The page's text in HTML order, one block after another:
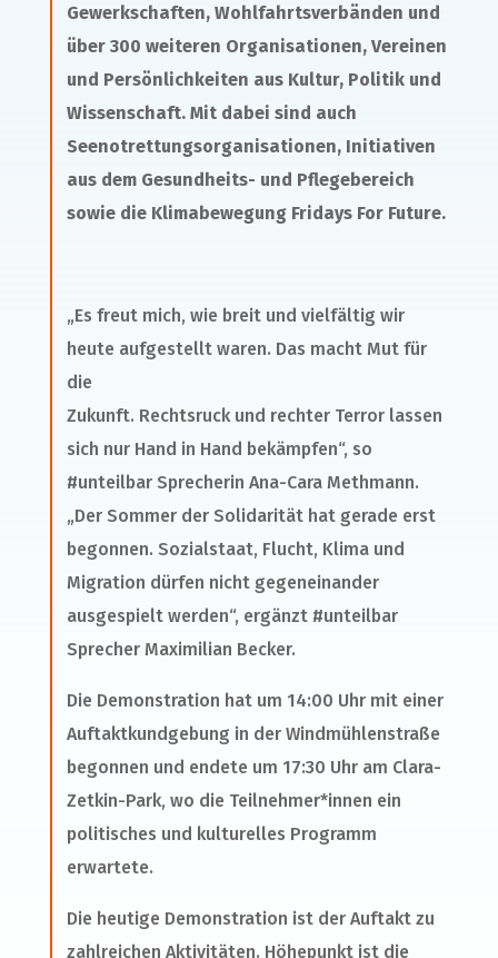
Gewerkschaften, Wohlfahrtsverbänden und
über 300 weiteren Organisationen, Vereinen
und Persönlichkeiten aus Kultur, Politik und
Wissenschaft. Mit dabei sind auch
Seenotrettungsorganisationen, Initiativen
aus dem Gesundheits- und Pflegebereich
sowie die Klimabewegung Fridays For Future.
„Es freut mich, wie breit und vielfältig wir
heute aufgestellt waren. Das macht Mut für
die
Zukunft. Rechtsruck und rechter Terror lassen
sich nur Hand in Hand bekämpfen“, so
#unteilbar Sprecherin Ana-Cara Methmann.
„Der Sommer der Solidarität hat gerade erst
begonnen. Sozialstaat, Flucht, Klima und
Migration dürfen nicht gegeneinander
ausgespielt werden“, ergänzt #unteilbar
Sprecher Maximilian Becker.
Die Demonstration hat um 14:00 Uhr mit einer
Auftaktkundgebung in der Windmühlenstraße
begonnen und endete um 17:30 Uhr am Clara-
Zetkin-Park, wo die Teilnehmer*innen ein
politisches und kulturelles Programm
erwartete.
Die heutige Demonstration ist der Auftakt zu
zahlreichen Aktivitäten. Höhepunkt ist die